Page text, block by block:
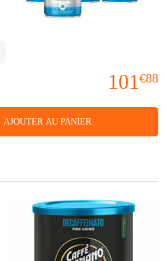
101 €88
AJOUTER AU PANIER